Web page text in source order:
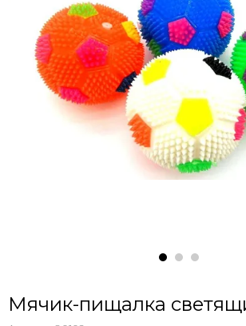
Мячик-пищалка